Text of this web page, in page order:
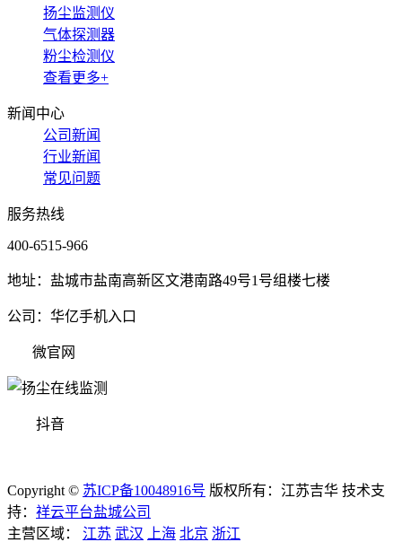
扬尘监测仪
气体探测器
粉尘检测仪
查看更多+
新闻中心
公司新闻
行业新闻
常见问题
服务热线
400-6515-966
地址：盐城市盐南高新区文港南路49号1号组楼七楼
公司：华亿手机入口
微官网
抖音
Copyright © 苏ICP备10048916号 版权所有：江苏吉华 技术支
持： 祥云平台盐城公司
主营区域： 江苏 武汉 上海 北京 浙江